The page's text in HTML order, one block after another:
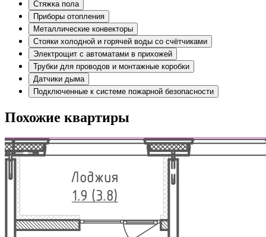
Стяжка пола
Приборы отопления
Металлические конвекторы
Стояки холодной и горячей воды со счётчиками
Электрощит с автоматами в прихожей
Трубки для проводов и монтажные коробки
Датчики дыма
Подключенные к системе пожарной безопасности
Похожие квартиры